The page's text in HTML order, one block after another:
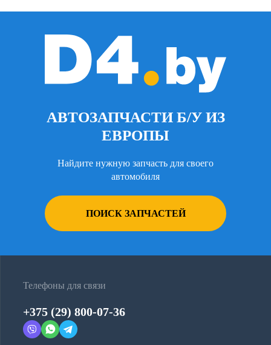
АВТОЗАПЧАСТИ Б/У ИЗ
ЕВРОПЫ
Найдите нужную запчасть для своего
автомобиля
ПОИСК ЗАПЧАСТЕЙ
Телефоны для связи
+375 (29) 800-07-36